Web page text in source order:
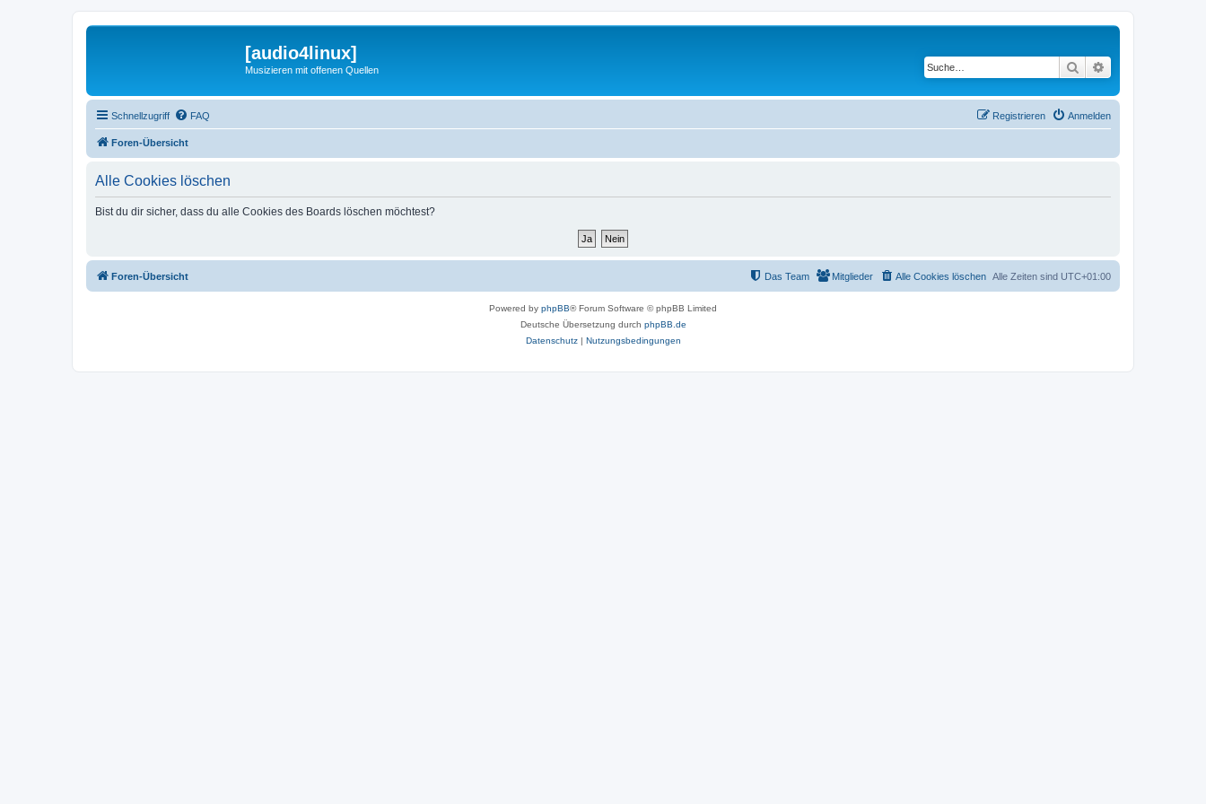
[audio4linux]
Musizieren mit offenen Quellen Suche
Schnellzugriff FAQ Anmelden
Registrieren
Foren-Übersicht
Alle Cookies löschen
Bist du dir sicher, dass du alle Cookies des Boards löschen möchtest?
Foren-Übersicht Alle Zeiten sind UTC+01:00
Alle Cookies löschen
Mitglieder
Das Team
Powered by phpBB® Forum Software © phpBB Limited
Deutsche Übersetzung durch phpBB.de
Datenschutz| Nutzungsbedingungen